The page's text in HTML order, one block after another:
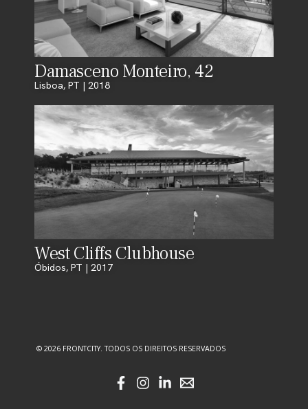
Damasceno Monteiro, 42
Lisboa, PT | 2018
West Cliffs Clubhouse
Óbidos, PT | 2017
© 2026 FRONTCITY. TODOS OS DIREITOS RESERVADOS